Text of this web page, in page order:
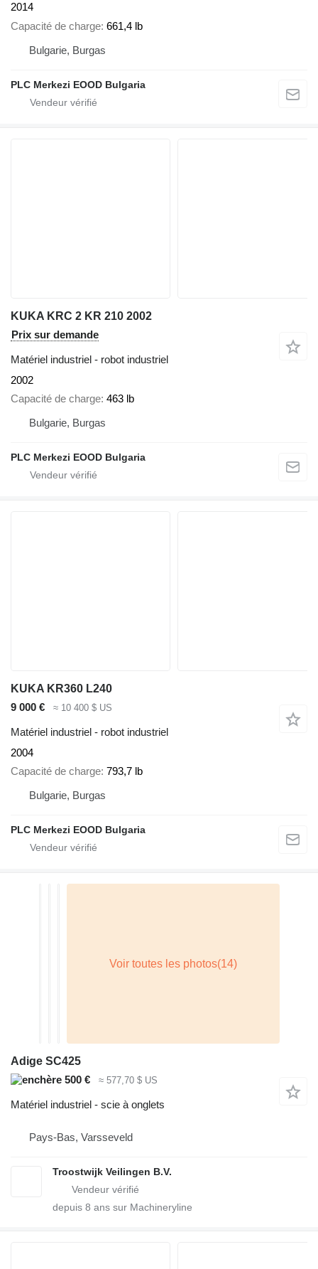
2014
Capacité de charge 661,4 lb
Bulgarie, Burgas
PLC Merkezi EOOD Bulgaria
KUKA KRC 2 KR 210 2002
Prix sur demande
Matériel industriel - robot industriel
2002
Capacité de charge 463 lb
Bulgarie, Burgas
PLC Merkezi EOOD Bulgaria
KUKA KR360 L240
9 000 €
≈ 10 400 $ US
Matériel industriel - robot industriel
2004
Capacité de charge 793,7 lb
Bulgarie, Burgas
PLC Merkezi EOOD Bulgaria
Adige SC425
500 €
≈ 577,70 $ US
Matériel industriel - scie à onglets
Pays-Bas, Varsseveld
Troostwijk Veilingen B.V.
depuis 8 ans sur Machineryline